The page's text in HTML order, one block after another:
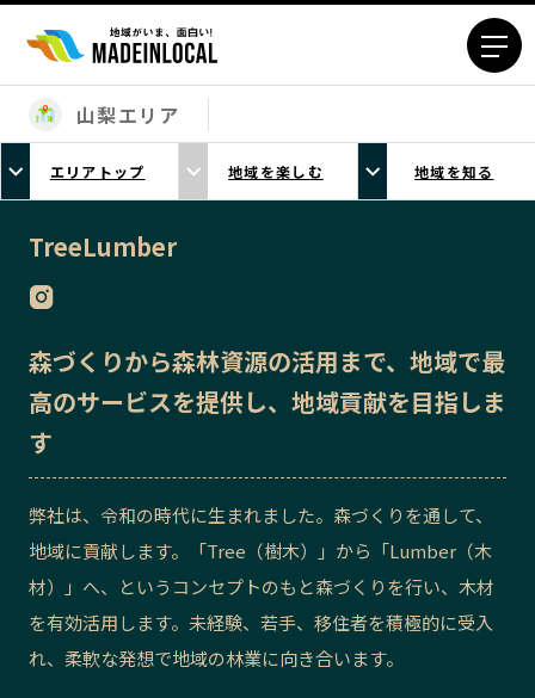
エリアから探す
北海道エリア
青森エリア
福島エリア
埼玉エリア
千葉エリア
東京23区エリア
多摩エリア
福井エリア
山梨エリア
長野エリア
岐阜エリア
静岡エリア
愛知エリア
三重エリア
滋賀エリア
京都エリア
大阪市エリア
山梨エリア
エリアトップ 地域を楽しむ 地域を知る
TreeLumber
森づくりから森林資源の活用まで、地域で最
高のサービスを提供し、地域貢献を目指しま
す
弊社は、令和の時代に生まれました。森づくりを通して、
地域に貢献します。「Tree（樹木）」から「Lumber（木
材）」へ、というコンセプトのもと森づくりを行い、木材
を有効活用します。未経験、若手、移住者を積極的に受入
れ、柔軟な発想で地域の林業に向き合います。